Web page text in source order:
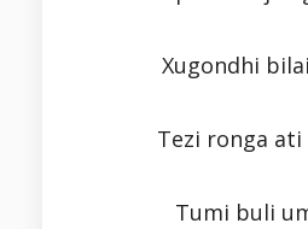
Xugondhi
Tezi ronga
Tumi buli